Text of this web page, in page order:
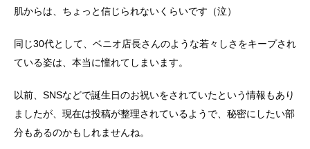
肌からは、ちょっと信じられないくらいです（泣）
同じ30代として、ベニオ店長さんのような若々しさをキープされ
ている姿は、本当に憧れてしまいます。
以前、SNSなどで誕生日のお祝いをされていたという情報もあり
ましたが、現在は投稿が整理されているようで、秘密にしたい部
分もあるのかもしれませんね。